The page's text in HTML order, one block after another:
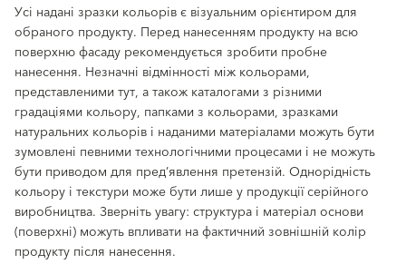
Усі надані зразки кольорів є візуальним орієнтиром для
обраного продукту. Перед нанесенням продукту на всю
поверхню фасаду рекомендується зробити пробне
нанесення. Незначні відмінності між кольорами,
представленими тут, а також каталогами з різними
градаціями кольору, папками з кольорами, зразками
натуральних кольорів і наданими матеріалами можуть бути
зумовлені певними технологічними процесами і не можуть
бути приводом для пред’явлення претензій. Однорідність
кольору і текстури може бути лише у продукції серійного
виробництва. Зверніть увагу: структура і матеріал основи
(поверхні) можуть впливати на фактичний зовнішній колір
продукту після нанесення.